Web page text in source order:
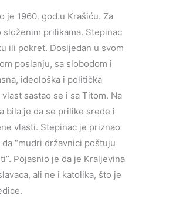
je 1960. god.u Krašiću. Za
prilikama. Stepinac
ili pokret. Dosljedan u svom
poslanju, sa slobodom i
ideološka i politička
sastao se i sa Titom. Na
bila je da se prilike srede i
vlasti. Stepinac je priznao
“mudri državnici poštuju
Pojasnio je da je Kraljevina
ali ne i katolika, što je